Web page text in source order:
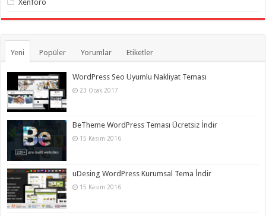
Xenforo
Yeni Popüler Yorumlar Etiketler
WordPress Seo Uyumlu Nakliyat Teması
23 Ocak 2017
BeTheme WordPress Teması Ücretsiz İndir
15 Kasım 2016
uDesing WordPress Kurumsal Tema İndir
15 Kasım 2016